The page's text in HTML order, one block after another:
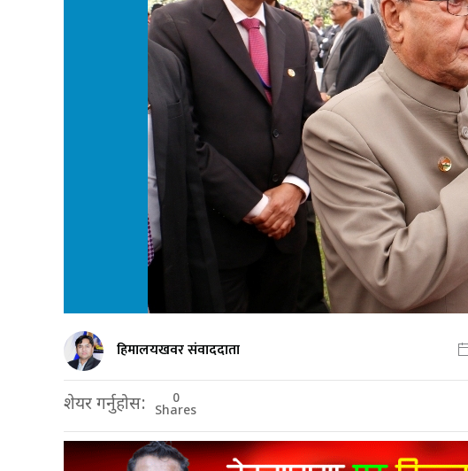
हिमालयखवर संवाददाता
शेयर गर्नुहोस: 0
Shares